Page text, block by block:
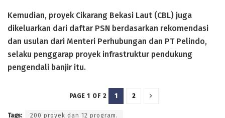
Kemudian, proyek Cikarang Bekasi Laut (CBL) juga
dikeluarkan dari daftar PSN berdasarkan rekomendasi
dan usulan dari Menteri Perhubungan dan PT Pelindo,
selaku penggarap proyek infrastruktur pendukung
pengendali banjir itu.
PAGE 1 OF 2 1 2
Tags:
200 proyek dan 12 program.